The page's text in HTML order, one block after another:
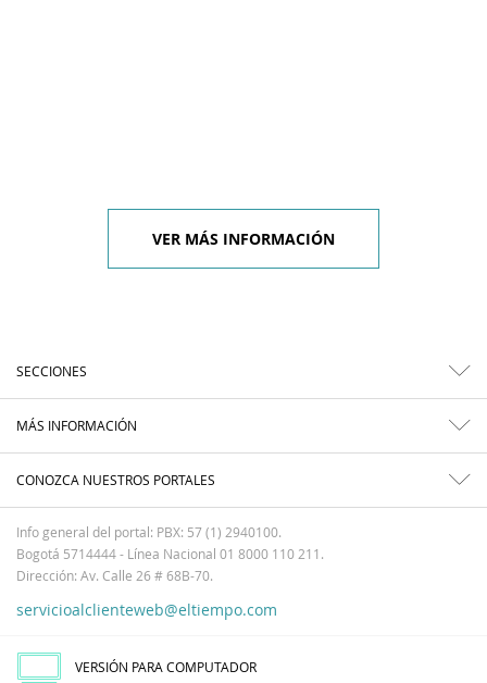
VER MÁS INFORMACIÓN
SECCIONES
MÁS INFORMACIÓN
CONOZCA NUESTROS PORTALES
Info general del portal: PBX: 57 (1) 2940100.
Bogotá 5714444 - Línea Nacional 01 8000 110 211.
Dirección: Av. Calle 26 # 68B-70.
servicioalclienteweb@eltiempo.com
VERSIÓN PARA COMPUTADOR